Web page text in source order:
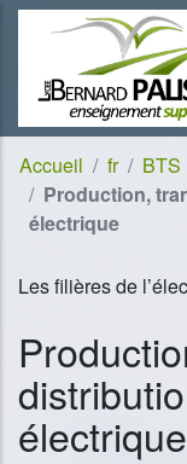
Aller au contenu
Aller à la navigation
Accueil fr BTS
Production,
électrique
Les filières de
électrique